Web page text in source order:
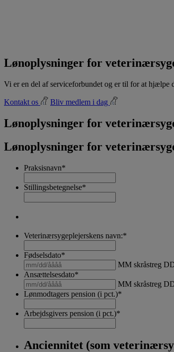
Lønoplysninger for
Vi er en del af serviceforbundet og er til for at hjælpe
Kontakt os Bliv medlem i dag
Lønoplysninger for
Lønoplysninger for
Praksisnavn*
Stillingsbetegnelse*
Veterinærsygeplejerskens navn:*
Fødselsdato*
MM skråstreg
Ansættelsesdato*
MM skråstreg
Lønmodtagers pension (i pct.)*
Arbejdsgivers pension (i pct.)*
Anciennitet (som